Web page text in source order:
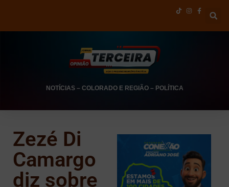
NOTÍCIAS– COLORADO E REGIÃO– POLÍTICA
Zezé Di
Camargo
diz sobre